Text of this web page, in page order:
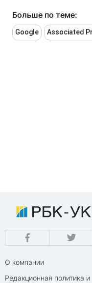
Больше по теме:
Google Associated
О компании
Редакционная политика и